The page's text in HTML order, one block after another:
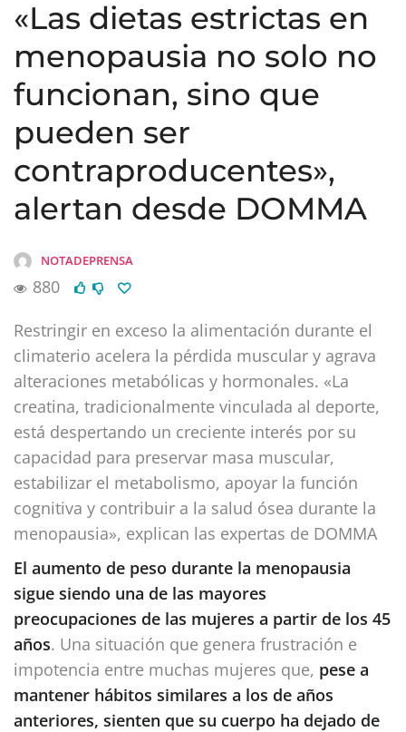
«Las dietas estrictas en
menopausia no solo no
funcionan, sino que
pueden ser
contraproducentes»,
alertan desde DOMMA
NOTADEPRENSA
880
Restringir en exceso la alimentación durante el
climaterio acelera la pérdida muscular y agrava
alteraciones metabólicas y hormonales. «La
creatina, tradicionalmente vinculada al deporte,
está despertando un creciente interés por su
capacidad para preservar masa muscular,
estabilizar el metabolismo, apoyar la función
cognitiva y contribuir a la salud ósea durante la
menopausia», explican las expertas de DOMMA
El aumento de peso durante la menopausia
sigue siendo una de las mayores
preocupaciones de las mujeres a partir de los 45
años. Una situación que genera frustración e
impotencia entre muchas mujeres que, pese a
mantener hábitos similares a los de años
anteriores, sienten que su cuerpo ha dejado de